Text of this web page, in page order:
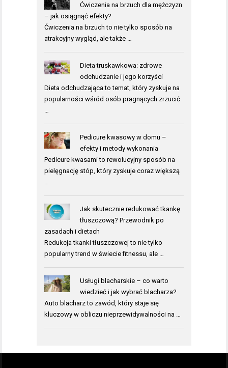
Ćwiczenia na brzuch dla mężczyzn
– jak osiągnąć efekty?
Ćwiczenia na brzuch to nie tylko sposób na
atrakcyjny wygląd, ale także …
Dieta truskawkowa: zdrowe
odchudzanie i jego korzyści
Dieta odchudzająca to temat, który zyskuje na
popularności wśród osób pragnących zrzucić
Pedicure kwasowy w domu –
efekty i metody wykonania
Pedicure kwasami to rewolucyjny sposób na
pielęgnację stóp, który zyskuje coraz większą
Jak skutecznie redukować tkankę
tłuszczową? Przewodnik po
zasadach i dietach
Redukcja tkanki tłuszczowej to nie tylko
popularny trend w świecie fitnessu, ale …
Usługi blacharskie – co warto
wiedzieć i jak wybrać blacharza?
Auto blacharz to zawód, który staje się
kluczowy w obliczu nieprzewidywalności na …